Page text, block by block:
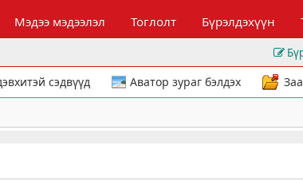
Мэдээ мэдээлэл Тоглолт Бүрэлдэхүүн
сэдвүүд Аватор зураг бэлдэх